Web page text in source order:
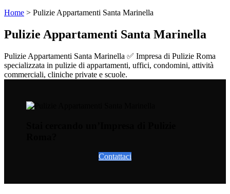
Home > Pulizie Appartamenti Santa Marinella
Pulizie Appartamenti Santa Marinella
Pulizie Appartamenti Santa Marinella ✅ Impresa di Pulizie Roma
specializzata in pulizie di appartamenti, uffici, condomini, attività
commerciali, cliniche private e scuole.
Contattaci